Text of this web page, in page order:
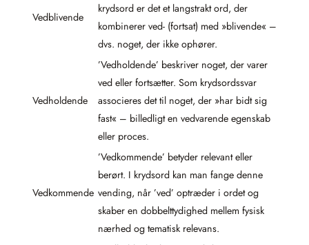
Vedblivende
krydsord er det et langstrakt ord, der
kombinerer ved- (fortsat) med »blivende« –
dvs. noget, der ikke ophører.
Vedholdende
’Vedholdende’ beskriver noget, der varer
ved eller fortsætter. Som krydsordssvar
associeres det til noget, der »har bidt sig
fast« – billedligt en vedvarende egenskab
eller proces.
Vedkommende
’Vedkommende’ betyder relevant eller
berørt. I krydsord kan man fange denne
vending, når ’ved’ optræder i ordet og
skaber en dobbelttydighed mellem fysisk
nærhed og tematisk relevans.